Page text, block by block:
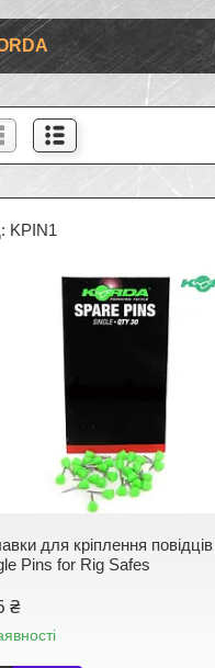
KPIN1
для кріплення
Pins for Rig Safes
₴